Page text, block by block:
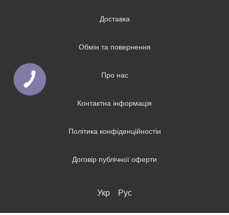
Доставка
Обмін та повернення
Про нас
Контактна інформація
Політика конфіденційностіи
Договір публічної оферти
Укр Рус